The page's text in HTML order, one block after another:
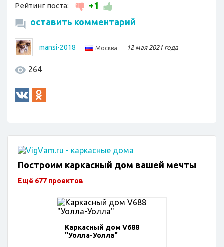
Рейтинг поста:
+1
оставить комментарий
mansi-2018 Москва 12 мая 2021 года
264
Построим каркасный дом вашей мечты
Ещё 677 проектов
Каркасный дом V688
"Уолла-Уолла"